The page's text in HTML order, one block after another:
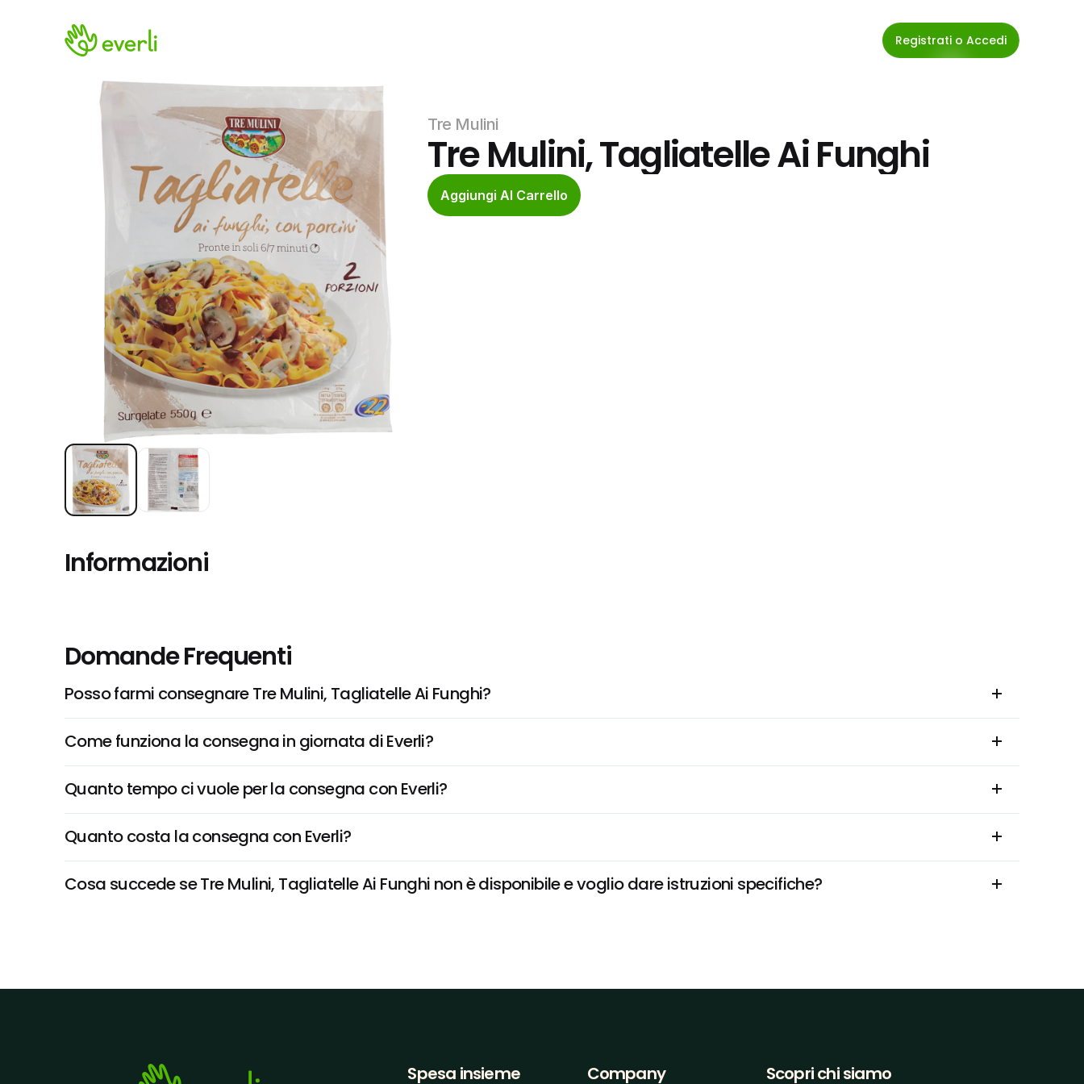
Registrati o Accedi
Tre Mulini
Tre Mulini, Tagliatelle Ai Funghi
Aggiungi Al Carrello
Informazioni
Domande Frequenti
Posso farmi consegnare Tre Mulini, Tagliatelle Ai Funghi?
Come funziona la consegna in giornata di Everli?
Quanto tempo ci vuole per la consegna con Everli?
Quanto costa la consegna con Everli?
Cosa succede se Tre Mulini, Tagliatelle Ai Funghi non è disponibile e voglio dare istruzioni specifiche?
Spesa insieme Company Scopri chi siamo